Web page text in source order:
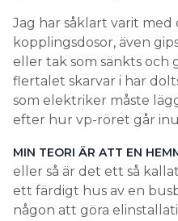
Jag har såklart varit
kopplingsdosor, även
eller tak som sänkts och
flertalet skarvar i har
som elektriker måste
efter hur vp-röret går
MIN TEORI ÄR ATT EN
eller så är det ett så
ett färdigt hus av en
någon att göra